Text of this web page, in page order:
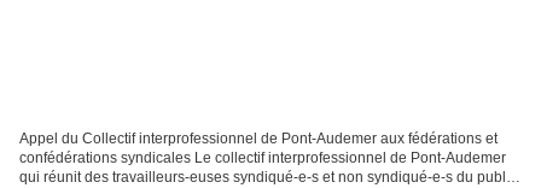
Appel du Collectif interprofessionnel de Pont-Audemer aux fédérations et
confédérations syndicales Le collectif interprofessionnel de Pont-Audemer
qui réunit des travailleurs-euses syndiqué-e-s et non syndiqué-e-s du public